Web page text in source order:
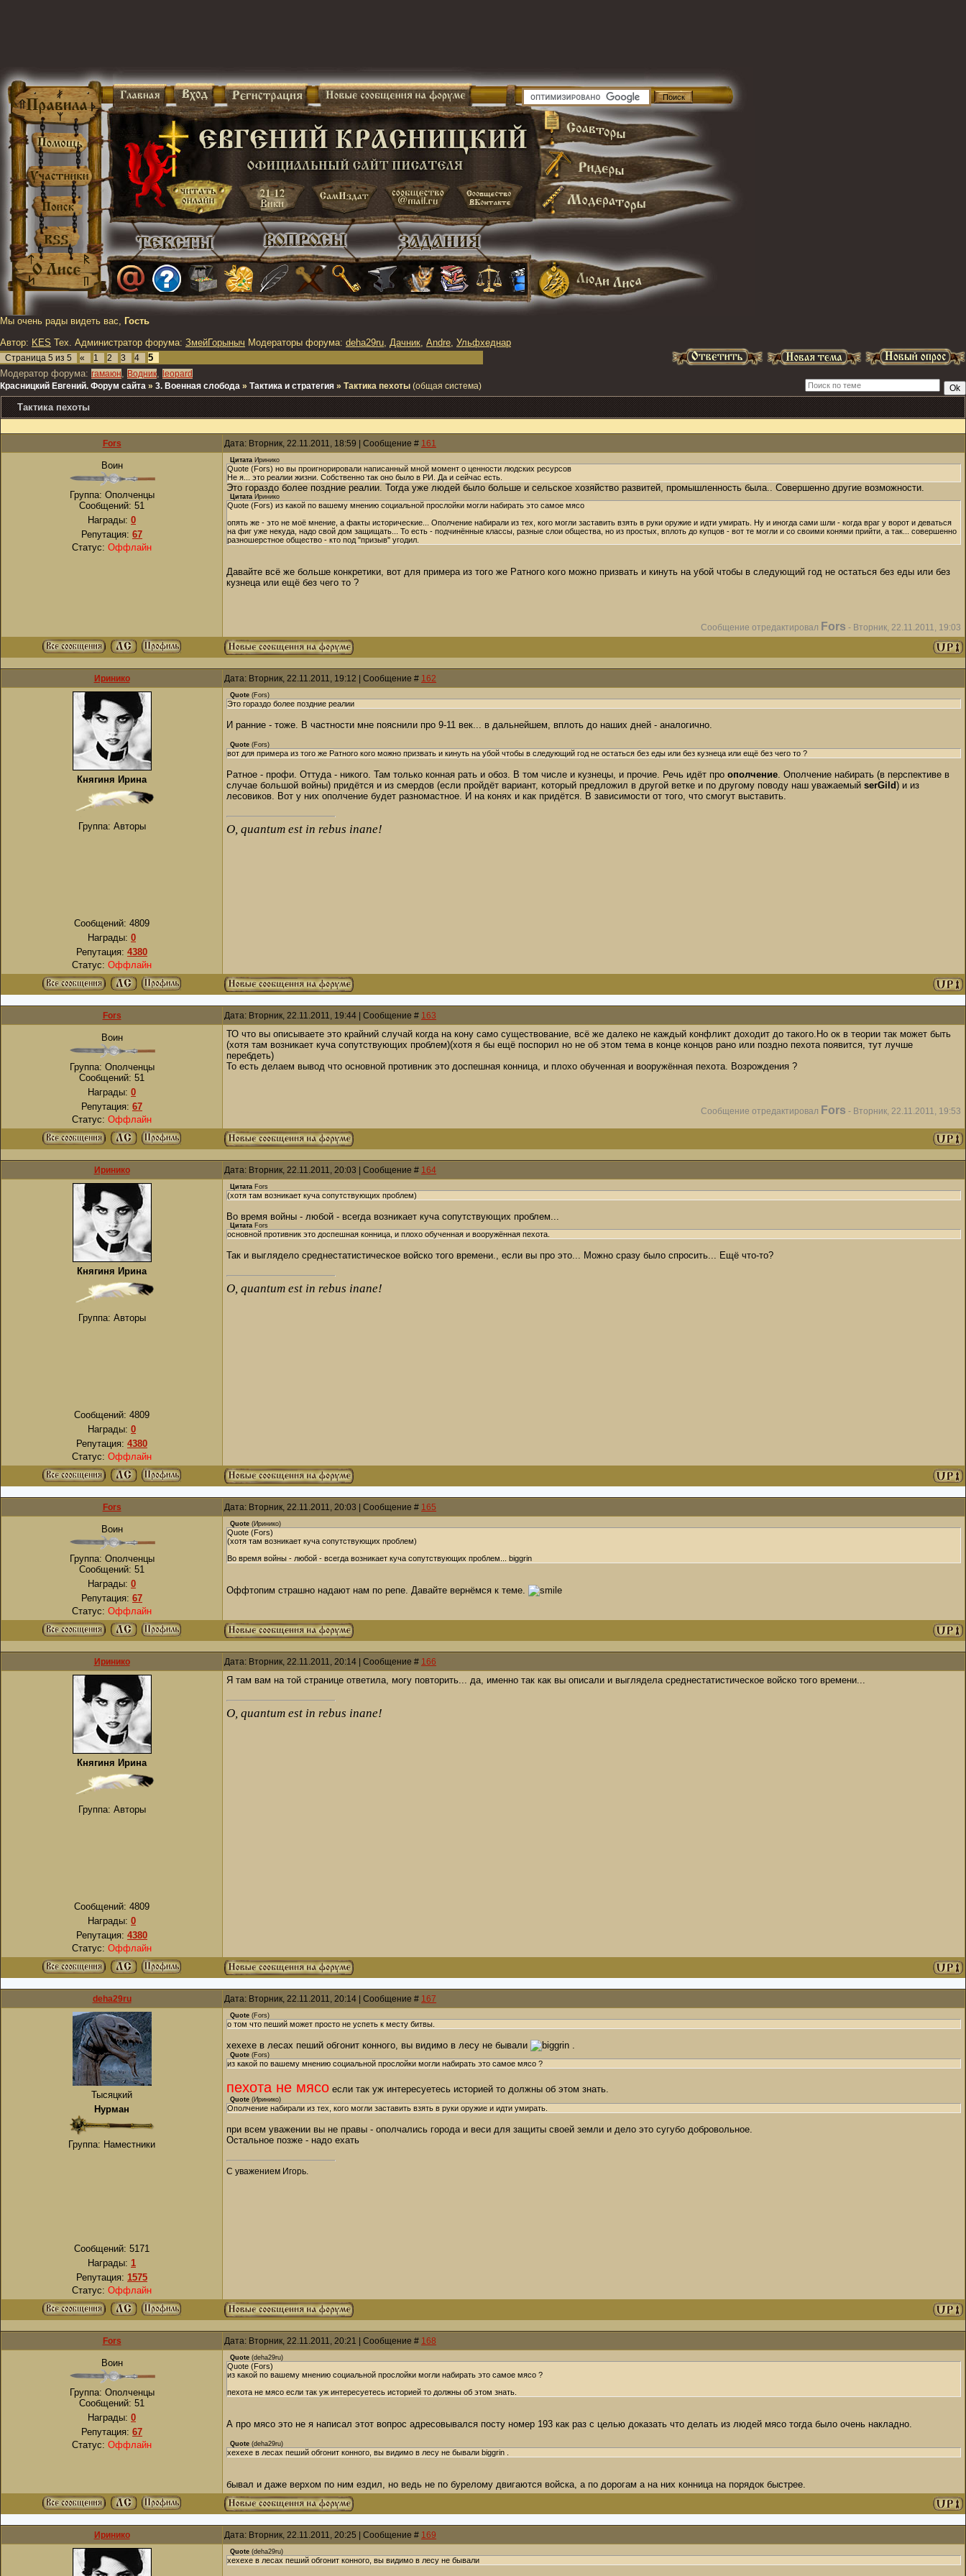
Мы очень рады видеть вас, Гость
Автор: KES Тех. Администратор форума: ЗмейГорыныч Модераторы форума: deha29ru, Дачник, Andre, Ульфхеднар
Страница 5 из 5 « 1 2 3 4
5
Модератор форума: гамаюн, Водник, leopard
Красницкий Евгений. Форум сайта » 3. Военная слобода » Тактика и стратегия » Тактика пехоты (общая система)
Тактика пехоты
Fors Дата: Вторник, 22.11.2011, 18:59 | Сообщение # 161
Воин
Группа: Ополченцы
Сообщений: 51
Награды: 0
Репутация: 67
Статус: Оффлайн
Цитата Иринико
Quote (Fors) но вы проигнорировали написанный мной момент о ценности людских ресурсов
Не я... это реалии жизни. Собственно так оно было в РИ. Да и сейчас есть.
Это гораздо более поздние реалии. Тогда уже людей было больше и сельское хозяйство развитей, промышленность была.. Совершенно другие возможности.
Цитата Иринико
Quote (Fors) из какой по вашему мнению социальной прослойки могли набирать это самое мясо
опять же - это не моё мнение, а факты исторические... Ополчение набирали из тех, кого могли заставить взять в руки оружие и идти умирать. Ну и иногда сами шли - когда враг у ворот и деваться
на фиг уже некуда, надо свой дом защищать... То есть - подчинённые классы, разные слои общества, но из простых, вплоть до купцов - вот те могли и со своими конями прийти, а так... совершенно
разношерстное общество - кто под "призыв" угодил.
Давайте всё же больше конкретики, вот для примера из того же Ратного кого можно призвать и кинуть на убой чтобы в следующий год не остаться без еды или без
кузнеца или ещё без чего то ?
Сообщение отредактировал Fors - Вторник, 22.11.2011, 19:03
Иринико Дата: Вторник, 22.11.2011, 19:12 | Сообщение # 162
Княгиня Ирина
Группа: Авторы
Сообщений: 4809
Награды: 0
Репутация: 4380
Статус: Оффлайн
Quote (Fors)
Это гораздо более поздние реалии
И ранние - тоже. В частности мне пояснили про 9-11 век... в дальнейшем, вплоть до наших дней - аналогично.
Quote (Fors)
вот для примера из того же Ратного кого можно призвать и кинуть на убой чтобы в следующий год не остаться без еды или без кузнеца или ещё без чего то ?
Ратное - профи. Оттуда - никого. Там только конная рать и обоз. В том числе и кузнецы, и прочие. Речь идёт про ополчение. Ополчение набирать (в перспективе в
случае большой войны) придётся и из смердов (если пройдёт вариант, который предложил в другой ветке и по другому поводу наш уважаемый serGild) и из
лесовиков. Вот у них ополчение будет разномастное. И на конях и как придётся. В зависимости от того, что смогут выставить.
О, quantum est in rebus inane!
Fors Дата: Вторник, 22.11.2011, 19:44 | Сообщение # 163
Воин
Группа: Ополченцы
Сообщений: 51
Награды: 0
Репутация: 67
Статус: Оффлайн
ТО что вы описываете это крайний случай когда на кону само существование, всё же далеко не каждый конфликт доходит до такого.Но ок в теории так может быть
(хотя там возникает куча сопутствующих проблем)(хотя я бы ещё поспорил но не об этом тема в конце концов рано или поздно пехота появится, тут лучше
перебдеть)
То есть делаем вывод что основной противник это доспешная конница, и плохо обученная и вооружённая пехота. Возрождения ?
Сообщение отредактировал Fors - Вторник, 22.11.2011, 19:53
Иринико Дата: Вторник, 22.11.2011, 20:03 | Сообщение # 164
Княгиня Ирина
Группа: Авторы
Сообщений: 4809
Награды: 0
Репутация: 4380
Статус: Оффлайн
Цитата Fors
(хотя там возникает куча сопутствующих проблем)
Во время войны - любой - всегда возникает куча сопутствующих проблем...
Цитата Fors
основной противник это доспешная конница, и плохо обученная и вооружённая пехота.
Так и выглядело среднестатистическое войско того времени., если вы про это... Можно сразу было спросить... Ещё что-то?
О, quantum est in rebus inane!
Fors Дата: Вторник, 22.11.2011, 20:03 | Сообщение # 165
Воин
Группа: Ополченцы
Сообщений: 51
Награды: 0
Репутация: 67
Статус: Оффлайн
Quote (Иринико)
Quote (Fors)
(хотя там возникает куча сопутствующих проблем)
Во время войны - любой - всегда возникает куча сопутствующих проблем... biggrin
Оффтопим страшно надают нам по репе. Давайте вернёмся к теме.
Иринико Дата: Вторник, 22.11.2011, 20:14 | Сообщение # 166
Княгиня Ирина
Группа: Авторы
Сообщений: 4809
Награды: 0
Репутация: 4380
Статус: Оффлайн
Я там вам на той странице ответила, могу повторить... да, именно так как вы описали и выглядела среднестатистическое войско того времени...
О, quantum est in rebus inane!
deha29ru Дата: Вторник, 22.11.2011, 20:14 | Сообщение # 167
Тысяцкий
Нурман
Группа: Наместники
Сообщений: 5171
Награды: 1
Репутация: 1575
Статус: Оффлайн
Quote (Fors)
о том что пеший может просто не успеть к месту битвы.
хехехе в лесах пеший обгонит конного, вы видимо в лесу не бывали .
Quote (Fors)
из какой по вашему мнению социальной прослойки могли набирать это самое мясо ?
пехота не мясо если так уж интересуетесь историей то должны об этом знать.
Quote (Иринико)
Ополчение набирали из тех, кого могли заставить взять в руки оружие и идти умирать.
при всем уважении вы не правы - ополчались города и веси для защиты своей земли и дело это сугубо добровольное.
Остальное позже - надо ехать
С уважением Игорь.
Fors Дата: Вторник, 22.11.2011, 20:21 | Сообщение # 168
Воин
Группа: Ополченцы
Сообщений: 51
Награды: 0
Репутация: 67
Статус: Оффлайн
Quote (deha29ru)
Quote (Fors)
из какой по вашему мнению социальной прослойки могли набирать это самое мясо ?
пехота не мясо если так уж интересуетесь историей то должны об этом знать.
А про мясо это не я написал этот вопрос адресовывался посту номер 193 как раз с целью доказать что делать из людей мясо тогда было очень накладно.
Quote (deha29ru)
хехехе в лесах пеший обгонит конного, вы видимо в лесу не бывали biggrin .
бывал и даже верхом по ним ездил, но ведь не по бурелому двигаются войска, а по дорогам а на них конница на порядок быстрее.
Иринико Дата: Вторник, 22.11.2011, 20:25 | Сообщение # 169
Quote (deha29ru)
хехехе в лесах пеший обгонит конного, вы видимо в лесу не бывали